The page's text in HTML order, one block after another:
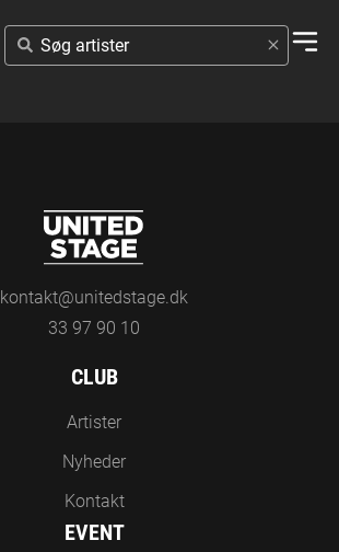
SØG
ARTISTER
kontakt@unitedstage.dk
33 97 90 10
CLUB
Artister
Nyheder
Kontakt
EVENT